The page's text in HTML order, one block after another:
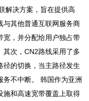
解决方案，旨在提供高
与其他普通互联网服务商
宽，并分配给用户独占带
其次，CN2路线采用了多
径的切换，当主路径发生
不中断。 韩国作为亚洲
施和高速宽带覆盖上取得